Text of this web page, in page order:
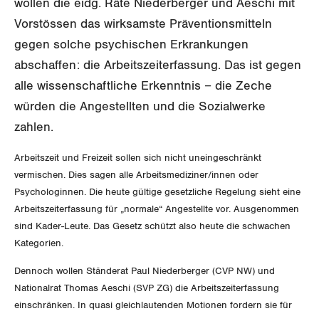
Geld und Währung
Verteilung
AHV
Arbeitslosenversicherung
Überbrückungsleistung
Ergänzungsleistungen
Invalidenversicherung
Unfallversicherung
SERVICE PUBLIC
Verkehr
Post
Energie und Umwelt
Kommunikation und Medien
GLEICHSTELLUNG
Gleichstellung von Frauen und Männern
Gleichstellung von LGBTI
BILDUNG & JUGEND
MIGRATION
GEWERKSCHAFTSPOLITIK
International
SERVICE
GEWERKSCHAFTSMITGLIED WERDEN
wollen die eidg. Räte Niederberger und Aeschi mit
Vorstössen das wirksamste Präventionsmitteln
gegen solche psychischen Erkrankungen
abschaffen: die Arbeitszeiterfassung. Das ist gegen
alle wissenschaftliche Erkenntnis – die Zeche
würden die Angestellten und die Sozialwerke
zahlen.
Arbeitszeit und Freizeit sollen sich nicht uneingeschränkt
vermischen. Dies sagen alle Arbeitsmediziner/innen oder
Psychologinnen. Die heute gültige gesetzliche Regelung sieht eine
Arbeitszeiterfassung für „normale“ Angestellte vor. Ausgenommen
sind Kader-Leute. Das Gesetz schützt also heute die schwachen
Kategorien.
Dennoch wollen Ständerat Paul Niederberger (CVP NW) und
Nationalrat Thomas Aeschi (SVP ZG) die Arbeitszeiterfassung
einschränken. In quasi gleichlautenden Motionen fordern sie für